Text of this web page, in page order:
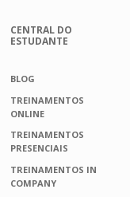
CENTRAL DO
ESTUDANTE
BLOG
TREINAMENTOS
ONLINE
TREINAMENTOS
PRESENCIAIS
TREINAMENTOS IN
COMPANY